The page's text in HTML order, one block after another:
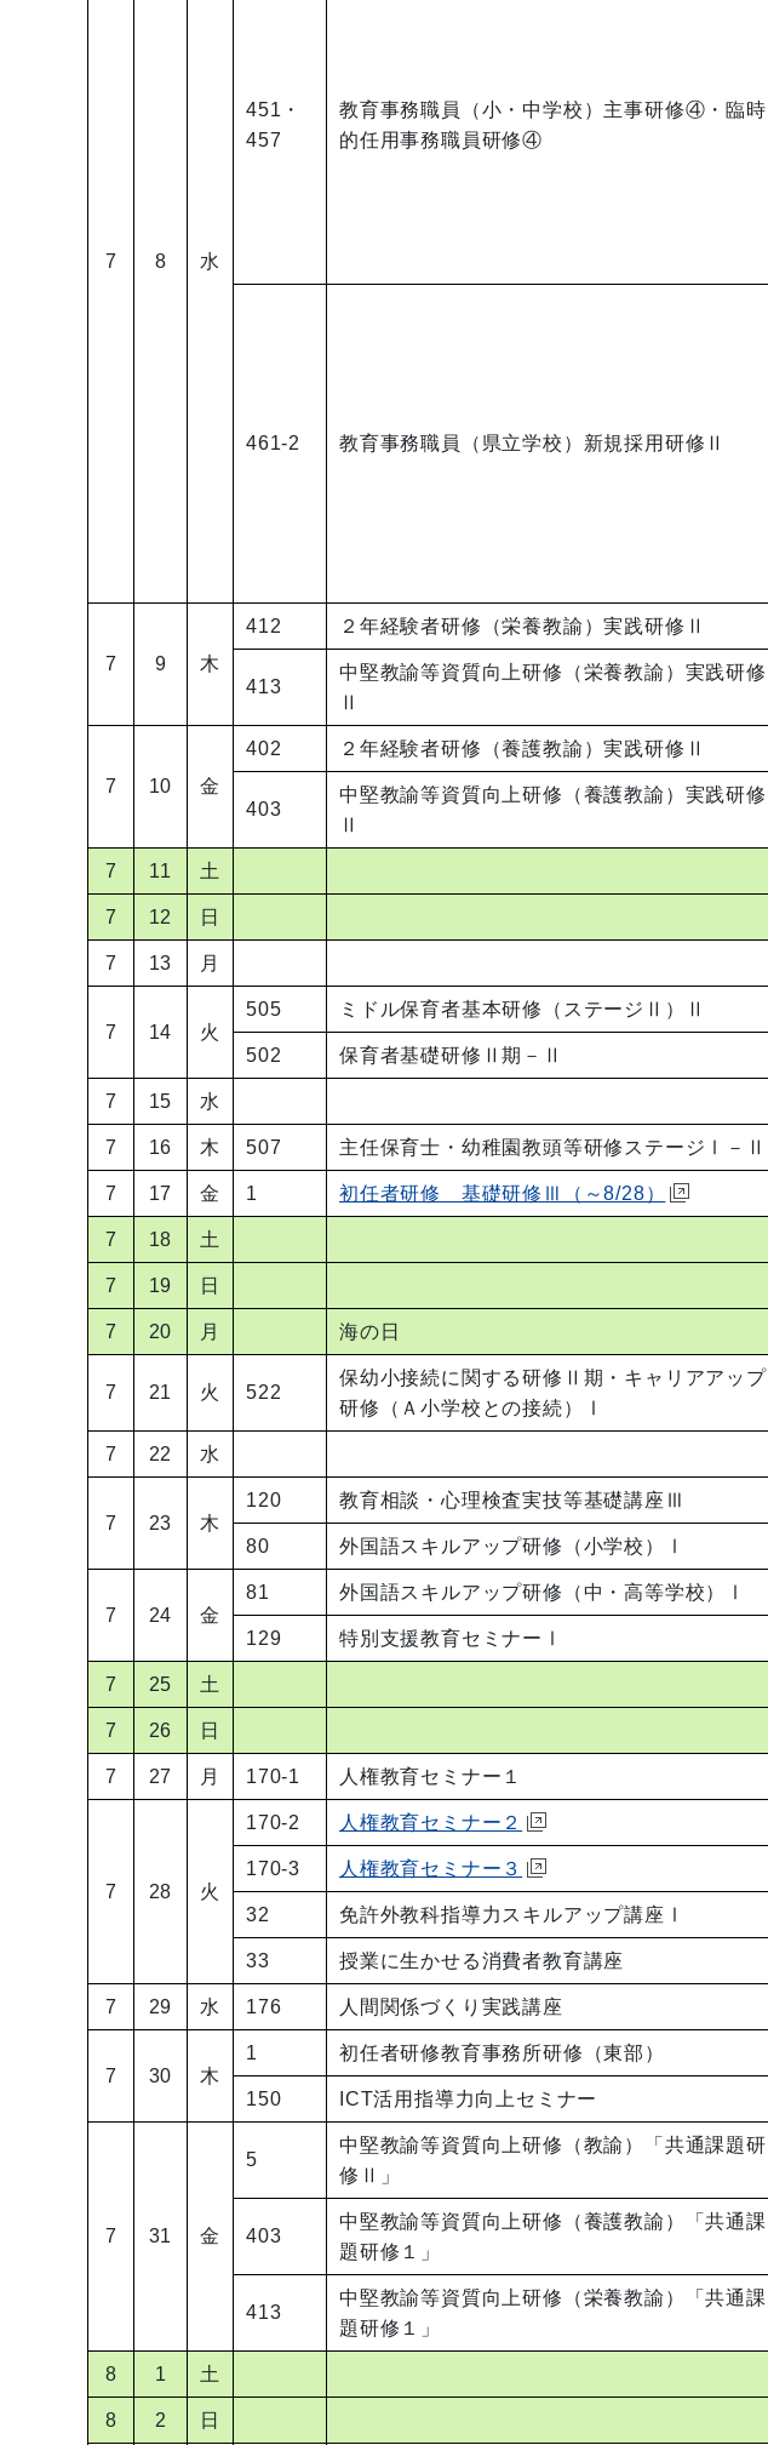
7 8 水
451・
457
教育事務職員（小・中学校）主事研修④・臨時
的任用事務職員研修④
461-2 教育事務職員（県立学校）新規採用研修Ⅱ
7 9 木
412 ２年経験者研修（栄養教諭）実践研修Ⅱ
413
中堅教諭等資質向上研修（栄養教諭）実践研修
Ⅱ
7 10 金
402 ２年経験者研修（養護教諭）実践研修Ⅱ
403
中堅教諭等資質向上研修（養護教諭）実践研修
Ⅱ
7 11 土
7 12 日
7 13 月
7 14 火
505 ミドル保育者基本研修（ステージⅡ）Ⅱ
502 保育者基礎研修Ⅱ期－Ⅱ
7 15 水
7 16 木 507 主任保育士・幼稚園教頭等研修ステージⅠ－Ⅱ
7 17 金 1 初任者研修 基礎研修Ⅲ（～8/28）
7 18 土
7 19 日
7 20 月 海の日
7 21 火 522
保幼小接続に関する研修Ⅱ期・キャリアアップ
研修（Ａ小学校との接続）Ⅰ
7 22 水
7 23 木
120 教育相談・心理検査実技等基礎講座Ⅲ
80 外国語スキルアップ研修（小学校）Ⅰ
7 24 金
81 外国語スキルアップ研修（中・高等学校）Ⅰ
129 特別支援教育セミナーⅠ
7 25 土
7 26 日
7 27 月 170-1 人権教育セミナー１
7 28 火
170-2 人権教育セミナー２
170-3 人権教育セミナー３
32 免許外教科指導力スキルアップ講座Ⅰ
33 授業に生かせる消費者教育講座
7 29 水 176 人間関係づくり実践講座
7 30 木
1 初任者研修教育事務所研修（東部）
150 ICT活用指導力向上セミナー
7 31 金
5
中堅教諭等資質向上研修（教諭）「共通課題研
修Ⅱ」
403
中堅教諭等資質向上研修（養護教諭）「共通課
題研修１」
413
中堅教諭等資質向上研修（栄養教諭）「共通課
題研修１」
8 1 土
8 2 日